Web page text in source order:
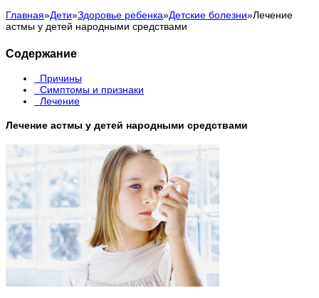
Главная»Дети»Здоровье ребенка»Детские болезни»Лечение
астмы у детей народными средствами
Содержание
Причины
Симптомы и признаки
Лечение
Лечение астмы у детей народными средствами